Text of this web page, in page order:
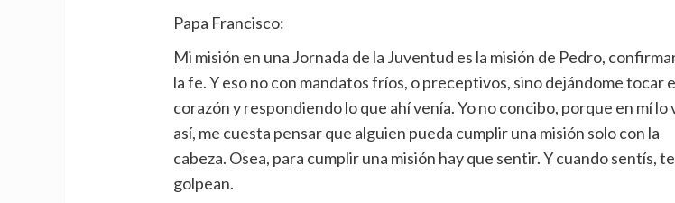
Papa Francisco:
Mi misión en una Jornada de la Juventud es la misión de Pedro,
la fe. Y eso no con mandatos fríos, o preceptivos, sino dejándome tocar
corazón y respondiendo lo que ahí venía. Yo no concibo, porque en mí lo
así, me cuesta pensar que alguien pueda cumplir una misión solo con la
cabeza. Osea, para cumplir una misión hay que sentir. Y cuando sentís, te
golpean.